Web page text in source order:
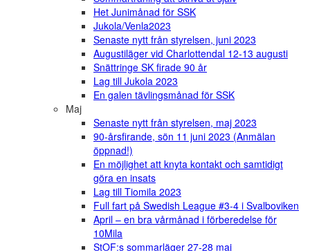
Het Junimånad för SSK
Jukola/Venla2023
Senaste nytt från styrelsen, juni 2023
Augustiläger vid Charlottendal 12-13 augusti
Snättringe SK firade 90 år
Lag till Jukola 2023
En galen tävlingsmånad för SSK
Maj
Senaste nytt från styrelsen, maj 2023
90-årsfirande, sön 11 juni 2023 (Anmälan
öppnad!)
En möjlighet att knyta kontakt och samtidigt
göra en insats
Lag till Tiomila 2023
Full fart på Swedish League #3-4 i Svalboviken
April – en bra vårmånad i förberedelse för
10Mila
StOF:s sommarläger 27-28 maj